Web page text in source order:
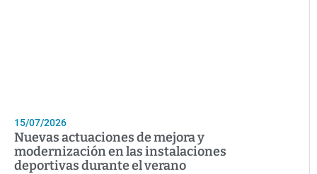
15/07/2026
Nuevas actuaciones de mejora y
modernización en las instalaciones
deportivas durante el verano